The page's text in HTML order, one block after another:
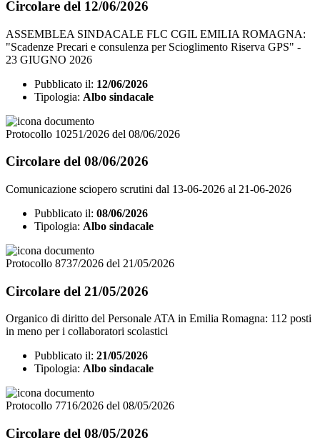
Circolare del 12/06/2026
ASSEMBLEA SINDACALE FLC CGIL EMILIA ROMAGNA:
"Scadenze Precari e consulenza per Scioglimento Riserva GPS" -
23 GIUGNO 2026
Pubblicato il: 12/06/2026
Tipologia: Albo sindacale
Protocollo 10251/2026 del 08/06/2026
Circolare del 08/06/2026
Comunicazione sciopero scrutini dal 13-06-2026 al 21-06-2026
Pubblicato il: 08/06/2026
Tipologia: Albo sindacale
Protocollo 8737/2026 del 21/05/2026
Circolare del 21/05/2026
Organico di diritto del Personale ATA in Emilia Romagna: 112 posti
in meno per i collaboratori scolastici
Pubblicato il: 21/05/2026
Tipologia: Albo sindacale
Protocollo 7716/2026 del 08/05/2026
Circolare del 08/05/2026